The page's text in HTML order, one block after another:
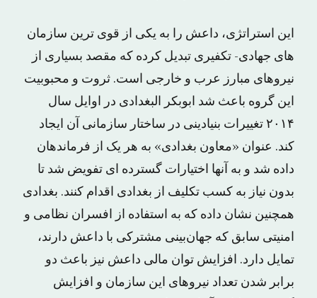
این استراتژی، داعش را به یکی از قوی ترین سازمان
های جهادی- تکفیری تبدیل کرده که مقصد بسیاری از
نیروهای مبارز عرب و خارجی است. ثروت و محبوبیت
این گروه باعث شد ابوبکر البغدادی در اوایل سال
۲۰۱۴ تغییرات بنیادینی در ساختار سازمانی آن ایجاد
کند. عنوان «معاون بغدادی» به هر یک از فرماندهان
داده شد و به آنها اختیارات گسترده ای تفویض شد تا
بدون نیاز به کسب تکلیف از بغدادی اقدام کنند. بغدادی
همچنین نشان داده که به استفاده از افسران نظامی و
امنیتی سابق که جهان‌بینی مشترکی با داعش دارند،
تمایل دارد. افزایش توان مالی داعش نیز باعث دو
برابر شدن تعداد نیروهای این سازمان و افزایش